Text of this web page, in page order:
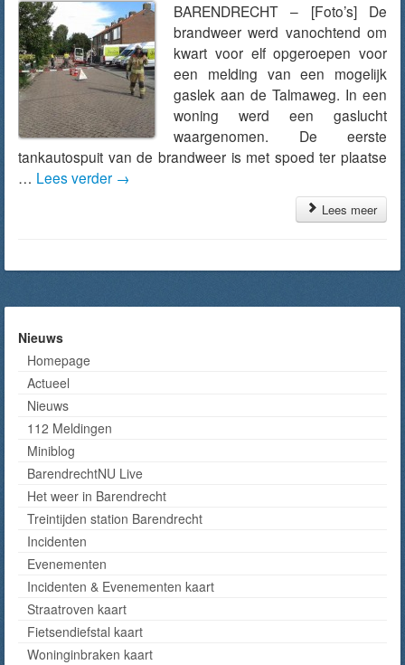
BARENDRECHT – [Foto’s] De
brandweer werd vanochtend om
kwart voor elf opgeroepen voor
een melding van een mogelijk
gaslek aan de Talmaweg. In een
woning werd een gaslucht
waargenomen. De eerste
tankautospuit van de brandweer is met spoed ter plaatse
… Lees verder →
Lees meer
Nieuws
Homepage
Actueel
Nieuws
112 Meldingen
Miniblog
BarendrechtNU Live
Het weer in Barendrecht
Treintijden station Barendrecht
Incidenten
Evenementen
Incidenten & Evenementen kaart
Straatroven kaart
Fietsendiefstal kaart
Woninginbraken kaart